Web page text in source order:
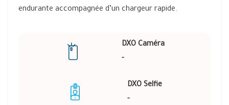
endurante accompagnée d’un chargeur rapide.
DXO Caméra
-
DXO Selfie
-